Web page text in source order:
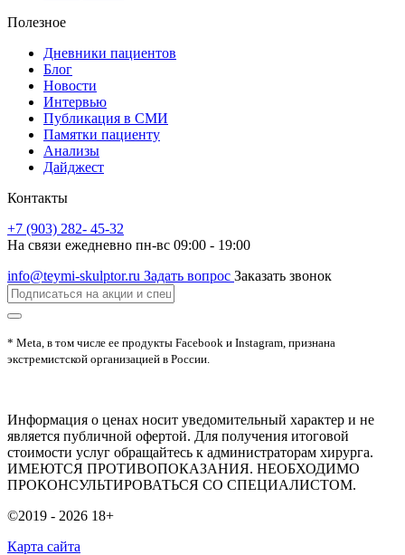
Полезное
Дневники пациентов
Блог
Новости
Интервью
Публикация в СМИ
Памятки пациенту
Анализы
Дайджест
Контакты
+7 (903) 282- 45-32
На связи ежедневно пн-вс 09:00 - 19:00
info@teymi-skulptor.ru Задать вопрос Заказать звонок
* Meta, в том числе ее продукты Facebook и Instagram, признана
экстремистской организацией в России.
Информация о ценах носит уведомительный характер и не
является публичной офертой. Для получения итоговой
стоимости услуг обращайтесь к администраторам хирурга.
ИМЕЮТСЯ ПРОТИВОПОКАЗАНИЯ. НЕОБХОДИМО
ПРОКОНСУЛЬТИРОВАТЬСЯ СО СПЕЦИАЛИСТОМ.
©2019 - 2026 18+
Карта сайта